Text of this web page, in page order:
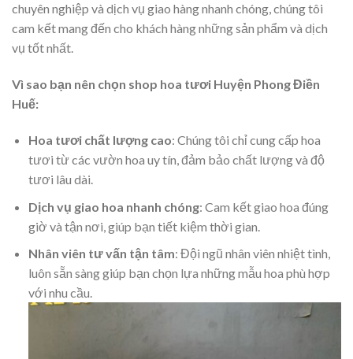
chuyên nghiệp và dịch vụ giao hàng nhanh chóng, chúng tôi
cam kết mang đến cho khách hàng những sản phẩm và dịch
vụ tốt nhất.
Vì sao bạn nên chọn shop hoa tươi Huyện Phong Điền
Huế:
Hoa tươi chất lượng cao: Chúng tôi chỉ cung cấp hoa
tươi từ các vườn hoa uy tín, đảm bảo chất lượng và độ
tươi lâu dài.
Dịch vụ giao hoa nhanh chóng: Cam kết giao hoa đúng
giờ và tận nơi, giúp bạn tiết kiệm thời gian.
Nhân viên tư vấn tận tâm: Đội ngũ nhân viên nhiệt tình,
luôn sẵn sàng giúp bạn chọn lựa những mẫu hoa phù hợp
với nhu cầu.